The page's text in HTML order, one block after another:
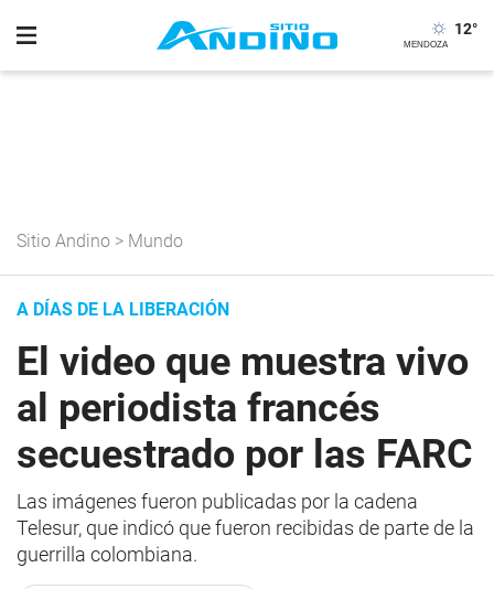
12°
Sitio Andino > Mundo
A DÍAS DE LA LIBERACIÓN
El video que muestra vivo
al periodista francés
secuestrado por las FARC
Las imágenes fueron publicadas por la cadena
Telesur, que indicó que fueron recibidas de parte de la
guerrilla colombiana.